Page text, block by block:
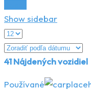
Show sidebar
41Nájdených vozidiel
Používané